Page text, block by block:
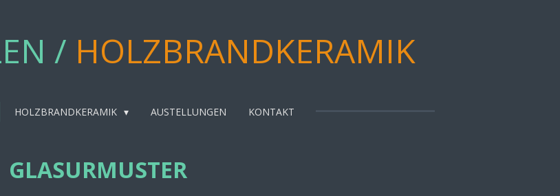
/ HOLZBRANDKERAMIK
HOLZBRANDKERAMIK AUSTELLUNGEN KONTAKT
GLASURMUSTER